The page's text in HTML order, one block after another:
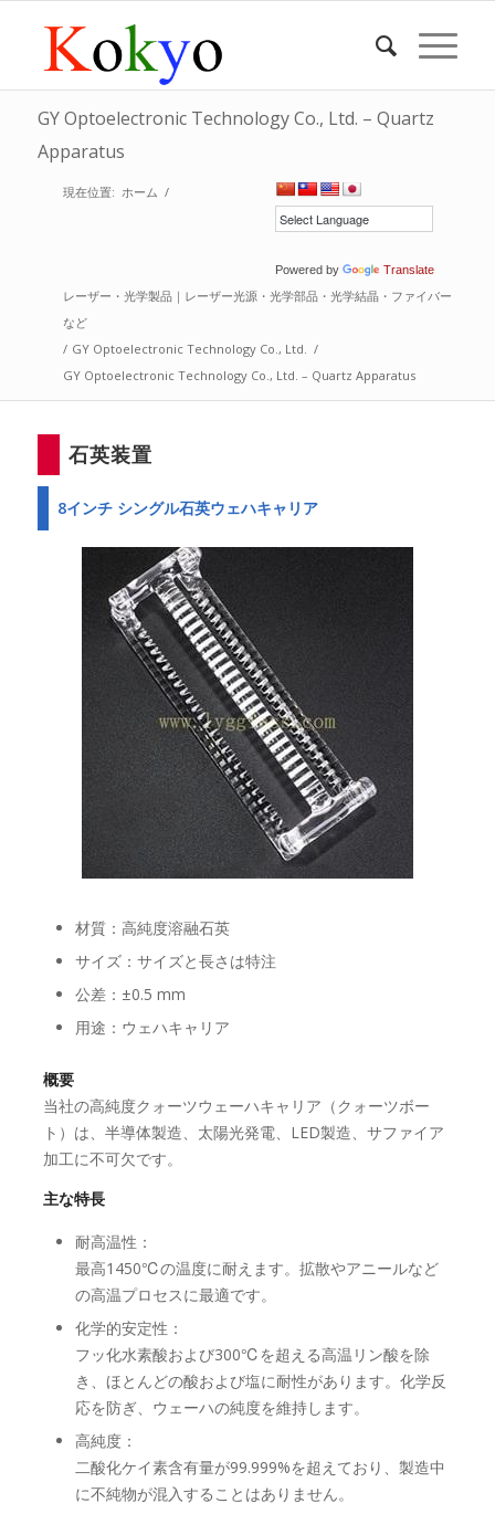
GY Optoelectronic Technology Co., Ltd. – Quartz
Apparatus
Powered by Translate
現在位置: ホーム /
レーザー・光学製品｜レーザー光源・光学部品・光学結晶・ファイバー
など
/ GY Optoelectronic Technology Co., Ltd. /
GY Optoelectronic Technology Co., Ltd. – Quartz Apparatus
石英装置
8インチ シングル石英ウェハキャリア
材質：高純度溶融石英
サイズ：サイズと長さは特注
公差：±0.5 mm
用途：ウェハキャリア
概要
当社の高純度クォーツウェーハキャリア（クォーツボー
ト）は、半導体製造、太陽光発電、LED製造、サファイア
加工に不可欠です。
主な特長
耐高温性：
最高1450℃の温度に耐えます。拡散やアニールなど
の高温プロセスに最適です。
化学的安定性：
フッ化水素酸および300℃を超える高温リン酸を除
き、ほとんどの酸および塩に耐性があります。化学反
応を防ぎ、ウェーハの純度を維持します。
高純度：
二酸化ケイ素含有量が99.999%を超えており、製造中
に不純物が混入することはありません。